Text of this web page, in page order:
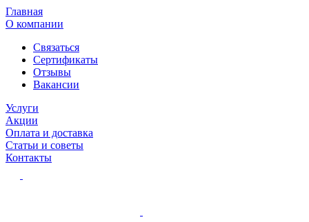
Главная
О компании
Связаться
Сертификаты
Отзывы
Вакансии
Услуги
Акции
Оплата и доставка
Статьи и советы
Контакты